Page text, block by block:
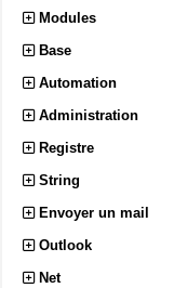
Modules
Base
Automation
Administration
Registre
String
Envoyer un mail
Outlook
Net